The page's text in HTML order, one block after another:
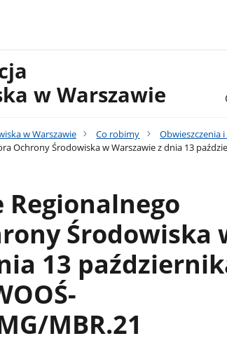
w Warszawie
w Warszawie Co robimy Obwieszczenia
Ochrony Środowiska w Warszawie z dnia 13
Regionalnego
Środowiska
13
MBR.21